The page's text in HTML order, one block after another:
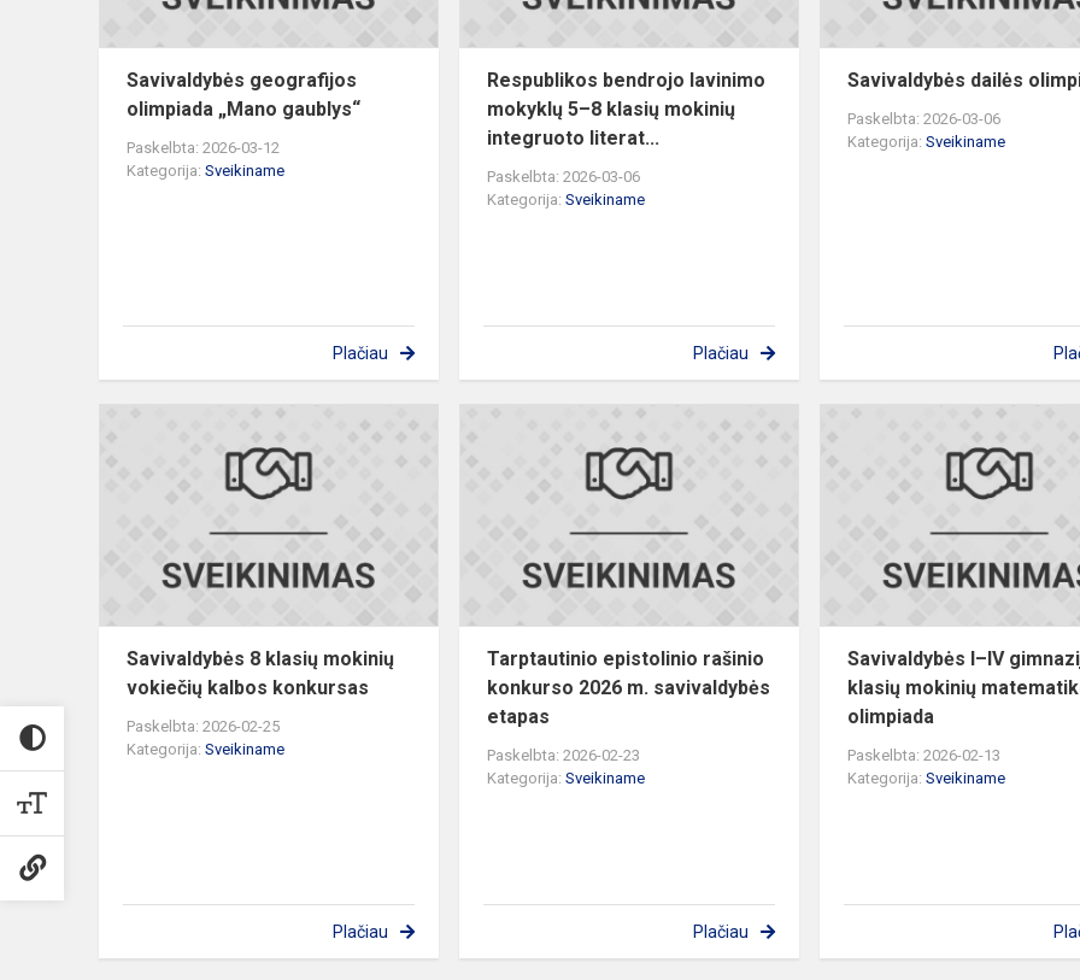
Savivaldybės geografijos
olimpiada „Mano gaublys“
Paskelbta: 2026-03-12
Kategorija: Sveikiname
Plačiau
Respublikos bendrojo lavinimo
mokyklų 5–8 klasių mokinių
integruoto literat...
Paskelbta: 2026-03-06
Kategorija:Sveikiname
Plačiau
Savivaldybės dailės
Paskelbta: 2026-03-06
Kategorija:Sveikiname
konkursas
Savivaldybės 8 klasių mokinių
vokiečių kalbos konkursas
Paskelbta: 2026-02-25
Kategorija: Sveikiname
Plačiau
savivaldy...
Tarptautinio epistolinio rašinio
konkurso 2026 m. savivaldybės
etapas
Paskelbta: 2026-02-23
Kategorija:Sveikiname
Plačiau
Savivaldybės I–IV
klasių mokinių
olimpiada
Paskelbta: 2026-02-13
Kategorija:Sveikiname